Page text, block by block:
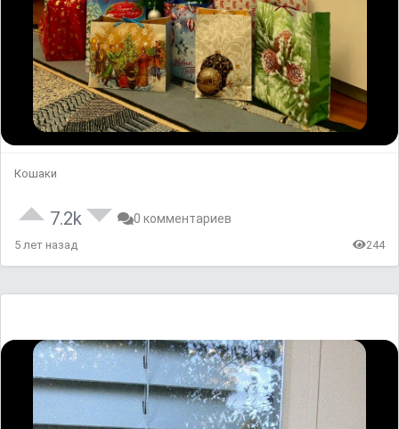
Кошаки
7.2k 0 комментариев
5 лет назад 244